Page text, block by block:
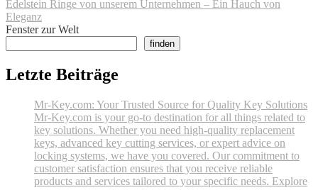
Edelstein Ringe von unserem Unternehmen – Ein Hauch von
Eleganz
Fenster zur Welt
finden
Letzte Beiträge
Mr-Key.com: Your Trusted Source for Quality Key Solutions
Mr-Key.com is your go-to destination for all things related to
key solutions. Whether you need high-quality replacement
keys, advanced key cutting services, or expert advice on
locking systems, we have you covered. Our commitment to
customer satisfaction ensures that you receive reliable
products and services tailored to your specific needs. Explore